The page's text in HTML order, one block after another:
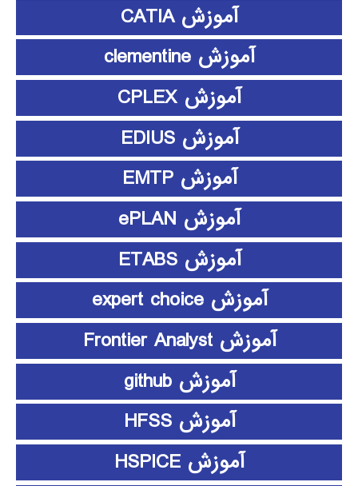
آموزش CATIA
آموزش clementine
آموزش CPLEX
آموزش EDIUS
آموزش EMTP
آموزش ePLAN
آموزش ETABS
آموزش expert choice
آموزش Frontier Analyst
آموزش github
آموزش HFSS
آموزش HSPICE